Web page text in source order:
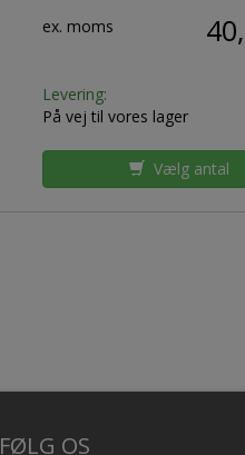
ex. moms
Levering:
På vej til vores lager
Vælg antal
FØLG OS